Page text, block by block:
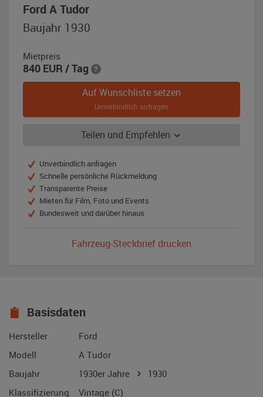
Ford A Tudor,
Baujahr
/
schwarz
Baujahr 1930
Mietpreis
840 EUR / Tag
Auf Wunschliste setzen
Unverbindlich anfragen
Teilen und Empfehlen
Unverbindlich anfragen
Schnelle persönliche Rückmeldung
Transparente Preise
Mieten für Film, Foto und Events
Bundesweit und darüber hinaus
Fahrzeug-Steckbrief drucken
Basisdaten
Hersteller
Ford
Modell
A Tudor
Baujahr
1930er Jahre
1930
Klassifizierung
Vintage (C)